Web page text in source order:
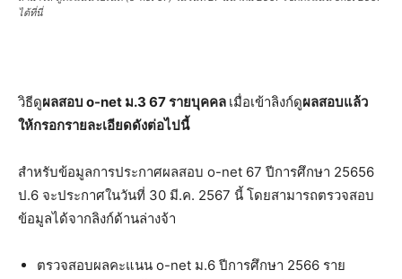
ได้ที่นี่
วิธีดูผลสอบ o-net ม.3 67 รายบุคคล เมื่อเข้าลิงก์ดูผลสอบแล้ว
ให้กรอกรายละเอียดดังต่อไปนี้
สำหรับข้อมูลการประกาศผลสอบ o-net 67 ปีการศึกษา 25656
ป.6 จะประกาศในวันที่ 30 มี.ค. 2567 นี้ โดยสามารถตรวจสอบ
ข้อมูลได้จากลิงก์ด้านล่างจ้า
ตรวจสอบผลคะแนน o-net ม.6 ปีการศึกษา 2566 ราย